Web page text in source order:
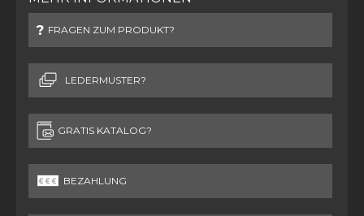
FRAGEN ZUM PRODUKT?
LEDERMUSTER?
GRATIS KATALOG?
BEZAHLUNG